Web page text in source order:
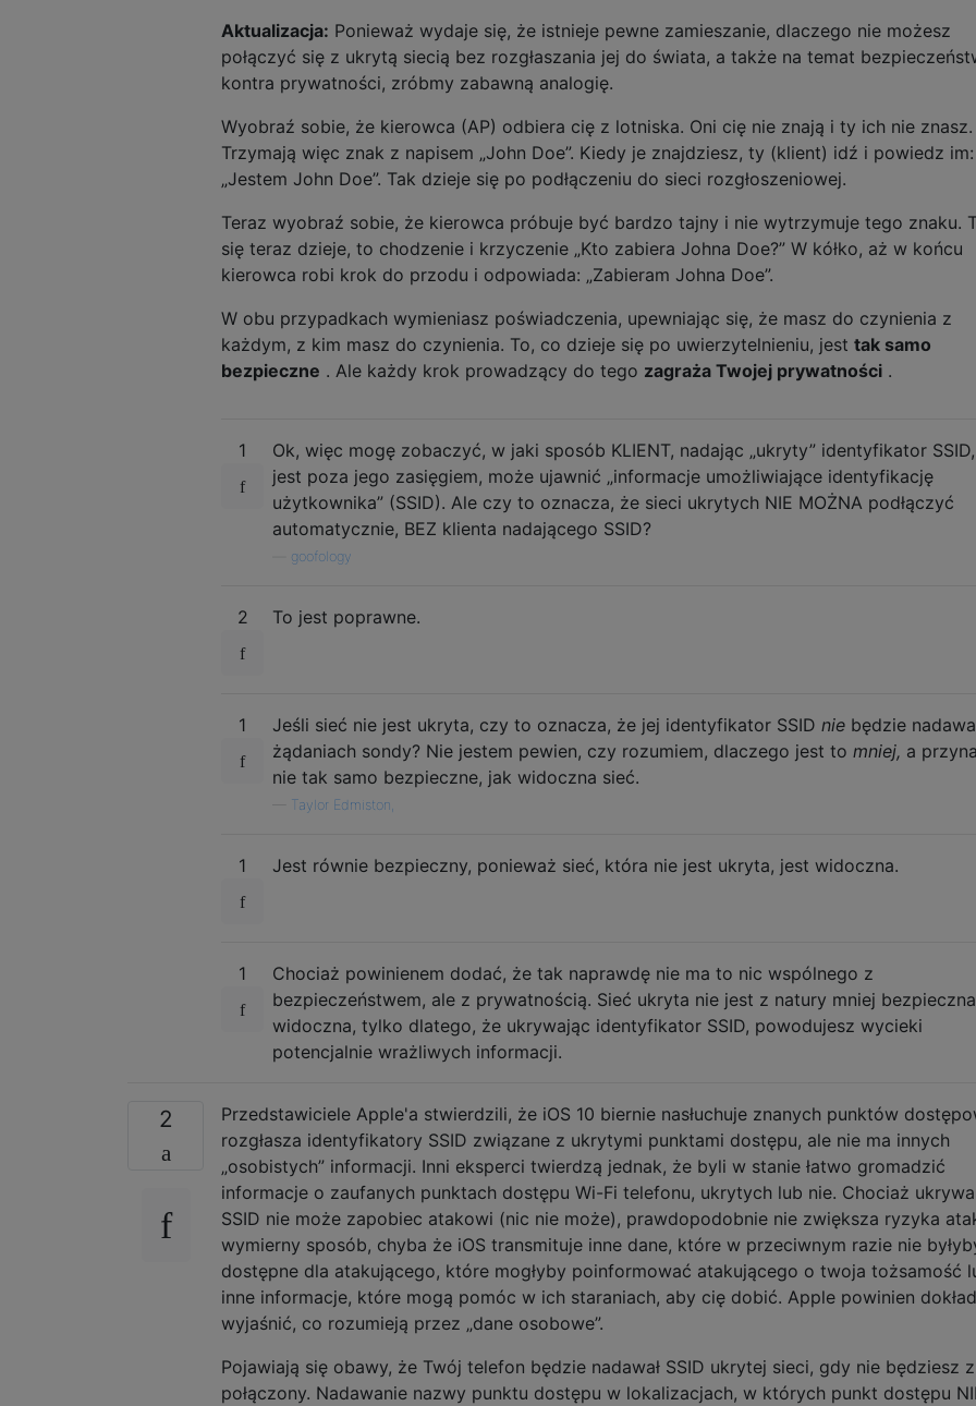
Aktualizacja: Ponieważ wydaje się, że istnieje pewne zamieszanie, dlaczego nie możesz
połączyć się z ukrytą siecią bez rozgłaszania jej do świata, a także na temat
kontra prywatności, zróbmy zabawną analogię.
Wyobraź sobie, że kierowca (AP) odbiera cię z lotniska. Oni cię nie znają i ty ich nie znasz.
Trzymają więc znak z napisem „John Doe”. Kiedy je znajdziesz, ty (klient) idź i powiedz im:
„Jestem John Doe”. Tak dzieje się po podłączeniu do sieci rozgłoszeniowej.
Teraz wyobraź sobie, że kierowca próbuje być bardzo tajny i nie wytrzymuje tego znaku.
się teraz dzieje, to chodzenie i krzyczenie „Kto zabiera Johna Doe?” W kółko, aż w końcu
kierowca robi krok do przodu i odpowiada: „Zabieram Johna Doe”.
W obu przypadkach wymieniasz poświadczenia, upewniając się, że masz do czynienia z
każdym, z kim masz do czynienia. To, co dzieje się po uwierzytelnieniu, jest tak samo
bezpieczne . Ale każdy krok prowadzący do tego zagraża Twojej prywatności .
1
Ok, więc mogę zobaczyć, w jaki sposób KLIENT, nadając „ukryty” identyfikator
jest poza jego zasięgiem, może ujawnić „informacje umożliwiające identyfikację
użytkownika” (SSID). Ale czy to oznacza, że ​​sieci ukrytych NIE MOŻNA podłączyć
automatycznie, BEZ klienta nadającego SSID?
goofology
2 To jest poprawne.
1 Jeśli sieć nie jest ukryta, czy to oznacza, że ​​jej identyfikator SSID nie będzie
żądaniach sondy? Nie jestem pewien, czy rozumiem, dlaczego jest to mniej, a
nie tak samo bezpieczne, jak widoczna sieć.
Taylor Edmiston,
1 Jest równie bezpieczny, ponieważ sieć, która nie jest ukryta, jest widoczna.
1
Chociaż powinienem dodać, że tak naprawdę nie ma to nic wspólnego z
bezpieczeństwem, ale z prywatnością. Sieć ukryta nie jest z natury mniej
widoczna, tylko dlatego, że ukrywając identyfikator SSID, powodujesz wycieki
potencjalnie wrażliwych informacji.
2
Przedstawiciele Apple'a stwierdzili, że iOS 10 biernie nasłuchuje znanych punktów
rozgłasza identyfikatory SSID związane z ukrytymi punktami dostępu, ale nie ma innych
„osobistych” informacji. Inni eksperci twierdzą jednak, że byli w stanie łatwo gromadzić
informacje o zaufanych punktach dostępu Wi-Fi telefonu, ukrytych lub nie. Chociaż
SSID nie może zapobiec atakowi (nic nie może), prawdopodobnie nie zwiększa ryzyka
wymierny sposób, chyba że iOS transmituje inne dane, które w przeciwnym razie nie
dostępne dla atakującego, które mogłyby poinformować atakującego o twoja tożsamość
inne informacje, które mogą pomóc w ich staraniach, aby cię dobić. Apple powinien
wyjaśnić, co rozumieją przez „dane osobowe”.
Pojawiają się obawy, że Twój telefon będzie nadawał SSID ukrytej sieci, gdy nie będziesz
połączony. Nadawanie nazwy punktu dostępu w lokalizacjach, w których punkt dostępu